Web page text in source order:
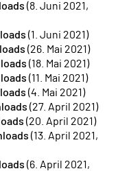
(8. Juni 2021,
(1. Juni 2021)
(26. Mai 2021)
(18. Mai 2021)
(11. Mai 2021)
(4. Mai 2021)
(27. April 2021)
(20. April 2021)
(13. April 2021,
(6. April 2021,